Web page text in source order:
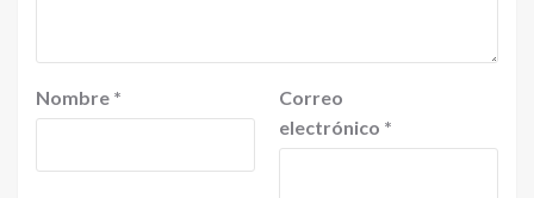
Nombre *
Correo
electrónico *